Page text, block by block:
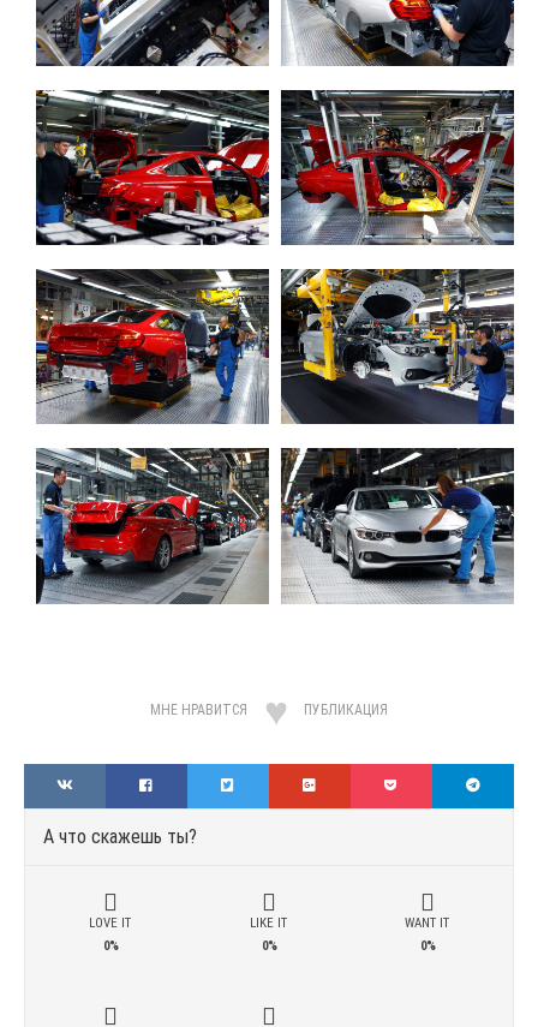
МНЕ НРАВИТСЯ ПУБЛИКАЦИЯ
А что скажешь ты?
LOVE IT
0%
LIKE IT
0%
WANT IT
0%